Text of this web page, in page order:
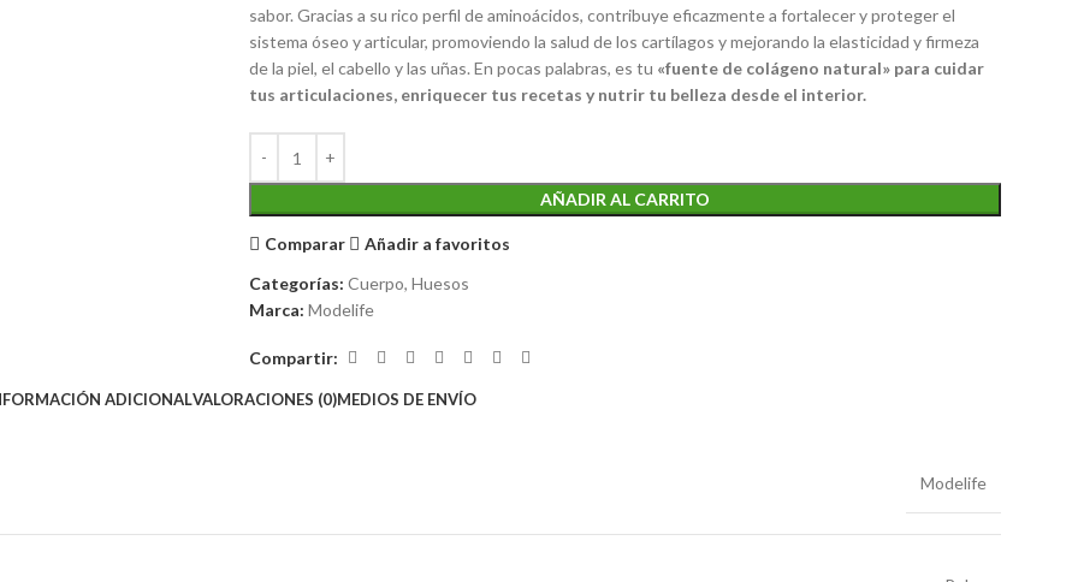
sabor. Gracias a su rico perfil de aminoácidos, contribuye eficazmente a fortalecer y proteger el
sistema óseo y articular, promoviendo la salud de los cartílagos y mejorando la elasticidad y firmeza
de la piel, el cabello y las uñas. En pocas palabras, es tu «fuente de colágeno natural» para cuidar
tus articulaciones, enriquecer tus recetas y nutrir tu belleza desde el interior.
AÑADIR AL CARRITO
Comparar
Añadir a favoritos
Categorías: Cuerpo, Huesos
Marca: Modelife
Compartir:
ADICIONALVALORACIONES (0)MEDIOS DE ENVÍO
Modelife